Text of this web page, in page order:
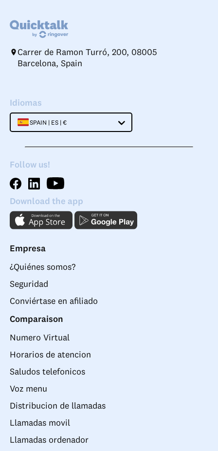
Carrer de Ramon Turró, 200, 08005
Barcelona, Spain
Idiomas
SPAIN | ES | €
Follow us!
Download the app
Empresa
¿Quiénes somos?
Seguridad
Conviértase en afiliado
Comparaison
Numero Virtual
Horarios de atencion
Saludos telefonicos
Voz menu
Distribucion de llamadas
Llamadas movil
Llamadas ordenador